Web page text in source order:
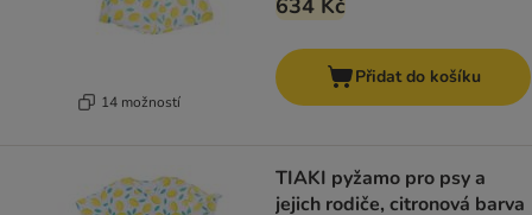
14 možností
634 Kč
Přidat do košíku
TIAKI pyžamo pro psy a
jejich rodiče, citronová barva